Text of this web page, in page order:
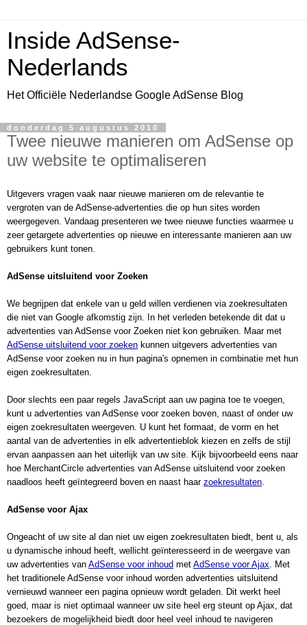
Inside AdSense-
Nederlands
Het Officiële Nederlandse Google AdSense Blog
donderdag 5 augustus 2010
Twee nieuwe manieren om AdSense op
uw website te optimaliseren
Uitgevers vragen vaak naar nieuwe manieren om de relevantie te
vergroten van de AdSense-advertenties die op hun sites worden
weergegeven. Vandaag presenteren we twee nieuwe functies waarmee u
zeer getargete advertenties op nieuwe en interessante manieren aan uw
gebruikers kunt tonen.
AdSense uitsluitend voor Zoeken
We begrijpen dat enkele van u geld willen verdienen via zoekresultaten
die niet van Google afkomstig zijn. In het verleden betekende dit dat u
AdSense uitsluitend voor zoeken kunnen uitgevers advertenties van
AdSense voor zoeken nu in hun pagina's opnemen in combinatie met hun
eigen zoekresultaten.
Door slechts een paar regels JavaScript aan uw pagina toe te voegen,
kunt u advertenties van AdSense voor zoeken boven, naast of onder uw
eigen zoekresultaten weergeven. U kunt het formaat, de vorm en het
aantal van de advertenties in elk advertentieblok kiezen en zelfs de stijl
ervan aanpassen aan het uiterlijk van uw site. Kijk bijvoorbeeld eens naar
hoe MerchantCircle advertenties van AdSense uitsluitend voor zoeken
naadloos heeft geïntegreerd boven en naast haar zoekresultaten
AdSense voor Ajax
Ongeacht of uw site al dan niet uw eigen zoekresultaten biedt, bent u, als
u dynamische inhoud heeft, wellicht geïnteresseerd in de weergave van
uw advertenties van AdSense voor inhoud met AdSense voor Ajax . Met
het traditionele AdSense voor inhoud worden advertenties uitsluitend
vernieuwd wanneer een pagina opnieuw wordt geladen. Dit werkt heel
goed, maar is niet optimaal wanneer uw site heel erg steunt op Ajax, dat
bezoekers de mogelijkheid biedt door heel veel inhoud te navigeren